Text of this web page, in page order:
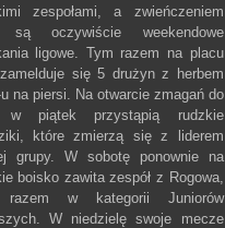
zespołami, a zwieńczeniem
są oczywiście weekendowe
ligowe. Tym razem na placu
się 5 drużyn z herbem
na piersi. Na otwarcie zmagań do
w piątek przystąpią rudzkie
które zmierzą się z liderem
grupy. W sobotę ponownie na
boisko zawita zespół z Rogowa,
w kategorii Juniorów
W niedzielę swoje mecze